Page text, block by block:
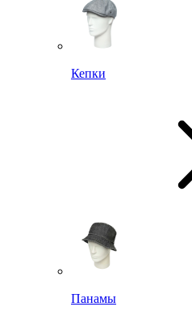
Кепки
Панамы